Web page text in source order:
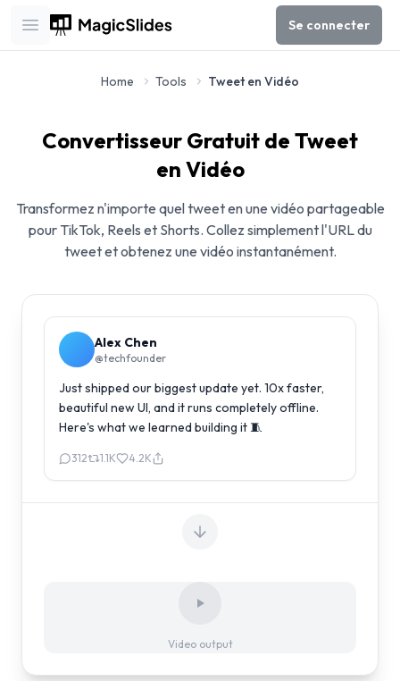
Open main menu
Se connecter
Home Tools Tweet en Vidéo
Convertisseur Gratuit de Tweet
en Vidéo
Transformez n'importe quel tweet en une vidéo partageable
pour TikTok, Reels et Shorts. Collez simplement l'URL du
tweet et obtenez une vidéo instantanément.
Alex Chen
@techfounder
Just shipped our biggest update yet. 10x faster,
beautiful new UI, and it runs completely offline.
Here's what we learned building it 🧵
312 1.1K 4.2K
Video output